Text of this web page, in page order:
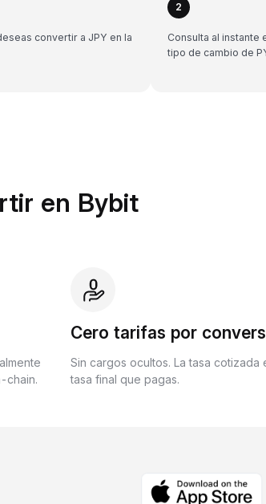
convertir a JPY en la
2
Consulta al instante
tipo de cambio de
en Bybit
chain.
Cero tarifas por
Sin cargos ocultos. La tasa cotizada
tasa final que pagas.